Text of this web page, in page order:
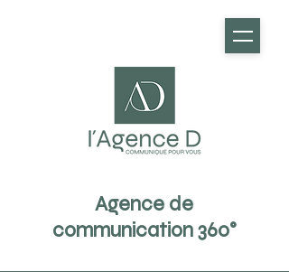
Agence de
communication 360°